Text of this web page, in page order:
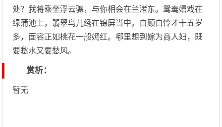
处？我将乘坐浮云骢，与你相会在兰渚东。鸳鸯嬉戏在
绿蒲池上，翡翠鸟儿绣在锦屏当中。自顾自怜才十五岁
多，面容正如桃花一般嫣红。哪里想到嫁为商人妇，既
要愁水又要愁风。
赏析：
暂无